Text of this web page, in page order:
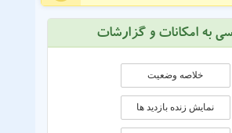
به امکانات و گزارشات
خلاصه وضعیت
نمایش زنده بازدید ها